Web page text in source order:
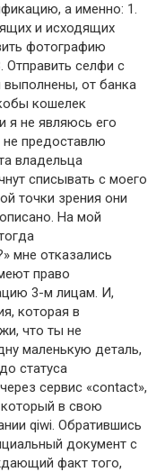
а именно: 1.
и исходящих
фотографию
селфи с
от банка
кошелек
я не являюсь его
не предоставлю
владельца
списывать с моего
точки зрения они
На мой
мне отказались
право
3-м лицам. И,
которая в
что ты не
маленькую деталь,
статуса
сервис «contact»,
в свою
qiwi. Обратившись
документ с
факт того,